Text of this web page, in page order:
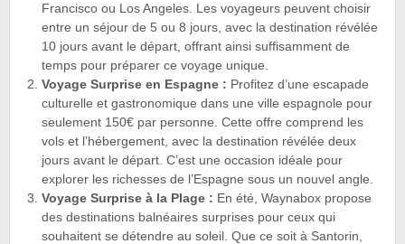
Francisco ou Los Angeles. Les voyageurs peuvent choisir
entre un séjour de 5 ou 8 jours, avec la destination révélée
10 jours avant le départ, offrant ainsi suffisamment de
temps pour préparer ce voyage unique.
Voyage Surprise en Espagne : Profitez d’une escapade
culturelle et gastronomique dans une ville espagnole pour
seulement 150€ par personne. Cette offre comprend les
vols et l’hébergement, avec la destination révélée deux
jours avant le départ. C’est une occasion idéale pour
explorer les richesses de l’Espagne sous un nouvel angle.
Voyage Surprise à la Plage : En été, Waynabox propose
des destinations balnéaires surprises pour ceux qui
souhaitent se détendre au soleil. Que ce soit à Santorin,